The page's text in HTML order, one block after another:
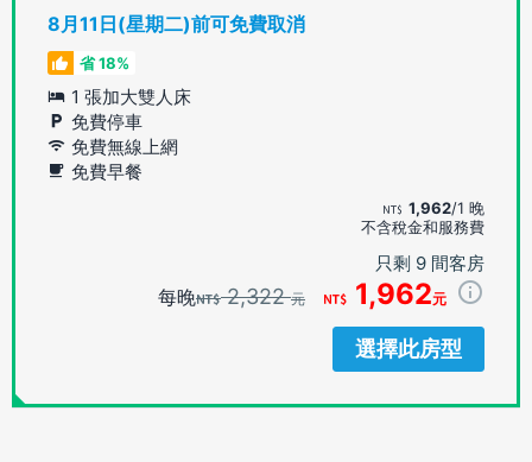
8月11日(星期二)前可免費取消
省 18%
1 張加大雙人床
免費停車
免費無線上網
免費早餐
1,962/1 晚
不含稅金和服務費
只剩 9 間客房
每晚 2,322元 1,962元
選擇此房型